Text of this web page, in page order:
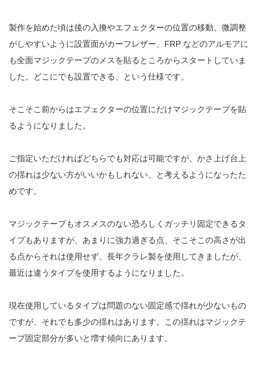
製作を始めた頃は後の入換やエフェクターの位置の移動、微調整
がしやすいように設置面がカーフレザー、FRP などのアルモアに
も全面マジックテープのメスを貼るところからスタートしていま
した。どこにでも設置できる、という仕様です。
そこそこ前からはエフェクターの位置にだけマジックテープを貼
るようになりました。
ご指定いただければどちらでも対応は可能ですが、かさ上げ台上
の揺れは少ない方がいいかもしれない、と考えるようになったた
めです。
マジックテープもオスメスのない恐ろしくガッチリ固定できるタ
イプもありますが、あまりに強力過ぎる点、そこそこの高さが出
る点からそれは使用せず、長年クラレ製を使用してきましたが、
最近は違うタイプを使用するようになりました。
現在使用しているタイプは問題のない固定感で揺れが少ないもの
ですが、それでも多少の揺れはあります。この揺れはマジックテ
ープ固定部分が多いと増す傾向にあります。